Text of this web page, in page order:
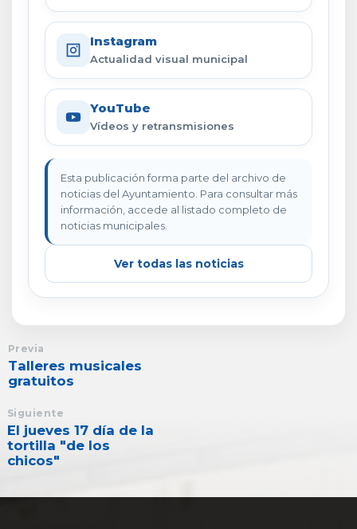
Instagram
Actualidad visual municipal
YouTube
Vídeos y retransmisiones
Esta publicación forma parte del archivo de
noticias del Ayuntamiento. Para consultar más
información, accede al listado completo de
noticias municipales.
Ver todas las noticias
Previa
Talleres musicales
gratuitos
Siguiente
El jueves 17 día de la
tortilla "de los
chicos"